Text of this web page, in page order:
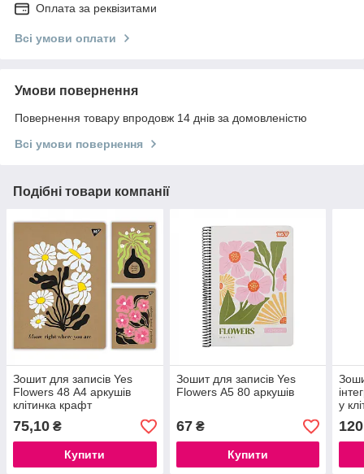
Оплата за реквізитами
Всі умови оплати
Умови повернення
Повернення товару впродовж 14 днів за домовленістю
Всі умови повернення
Подібні товари компанії
Зошит для записів Yes
Flowers 48 А4 аркушів
клітинка крафт
75,10 ₴
Купити
Зошит для записів Yes
Flowers А5 80 аркушів
67₴
Купити
у
м2,
УФ
120